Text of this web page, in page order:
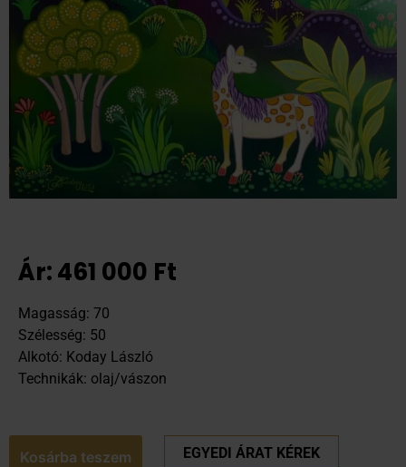
Ár:461 000 Ft
Magasság: 70
Szélesség: 50
Alkotó: Koday László
Technikák: olaj/vászon
Kosárba teszem EGYEDI ÁRAT KÉREK